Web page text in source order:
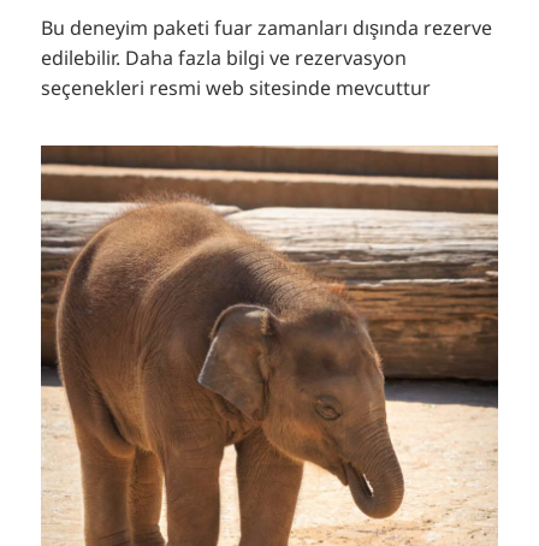
Bu deneyim paketi fuar zamanları dışında rezerve
edilebilir. Daha fazla bilgi ve rezervasyon
seçenekleri resmi web sitesinde mevcuttur